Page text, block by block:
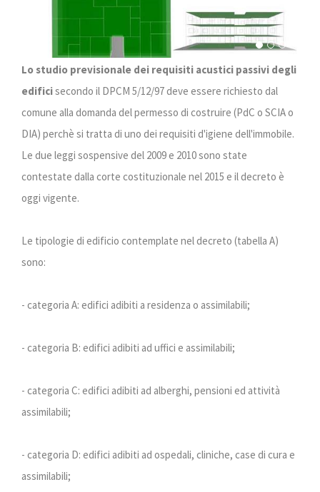
Lo studio previsionale dei requisiti acustici passivi degli
edificisecondo il DPCM 5/12/97 deve essere richiesto dal
comune alla domanda del permesso di costruire (PdC o SCIA o
DIA) perchè si tratta di uno dei requisiti d'igiene dell'immobile.
Le due leggi sospensive del 2009 e 2010 sono state
contestate dalla corte costituzionale nel 2015 e il decreto è
oggi vigente.
Le tipologie di edificio contemplate nel decreto (tabella A)
sono:
- categoria A: edifici adibiti a residenza o assimilabili;
- categoria B: edifici adibiti ad uffici e assimilabili;
- categoria C: edifici adibiti ad alberghi, pensioni ed attività
assimilabili;
- categoria D: edifici adibiti ad ospedali, cliniche, case di cura e
assimilabili;